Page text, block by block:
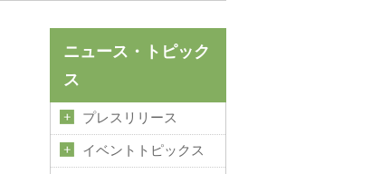
ニュース・トピック
ス
プレスリリース
イベントトピックス